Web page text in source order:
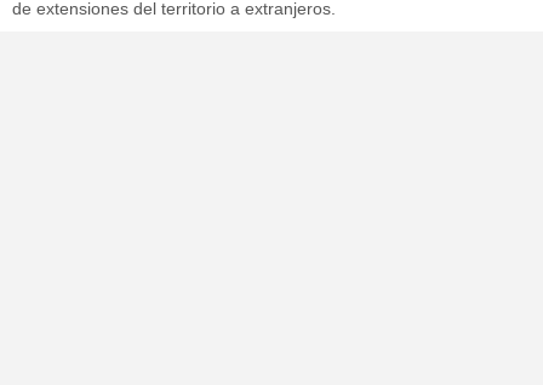
de extensiones del territorio a extranjeros.